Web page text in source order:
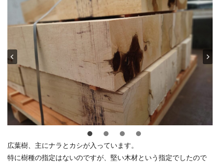
広葉樹、主にナラとカシが入っています。
特に樹種の指定はないのですが、堅い木材という指定でしたので